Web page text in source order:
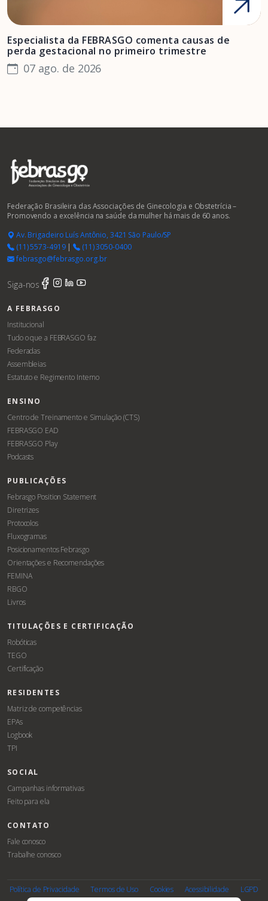
Especialista da FEBRASGO comenta causas de
perda gestacional no primeiro trimestre
07 ago. de 2026
Federação Brasileira das Associações de Ginecologia e Obstetrícia –
Promovendo a excelência na saúde da mulher há mais de 60 anos.
Av. Brigadeiro Luís Antônio, 3421 São Paulo/SP
(11) 5573-4919|
(11) 3050-0400
febrasgo@febrasgo.org.br
Siga-nos
A FEBRASGO
Institucional
Tudo o que a FEBRASGO faz
Federadas
Assembleias
Estatuto e Regimento Interno
ENSINO
Centro de Treinamento e Simulação (CTS)
FEBRASGO EAD
FEBRASGO Play
Podcasts
PUBLICAÇÕES
Febrasgo Position Statement
Diretrizes
Protocolos
Fluxogramas
Posicionamentos Febrasgo
Orientações e Recomendações
FEMINA
RBGO
Livros
TITULAÇÕES E CERTIFICAÇÃO
Robóticas
TEGO
Certificação
RESIDENTES
Matriz de competências
EPAs
Logbook
TPI
SOCIAL
Campanhas informativas
Feito para ela
CONTATO
Fale conosco
Trabalhe conosco
Política de Privacidade Termos de Uso Cookies Acessibilidade LGPD